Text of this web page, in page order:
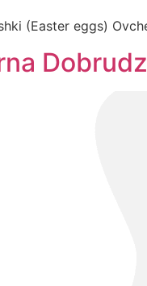
(Easter eggs)